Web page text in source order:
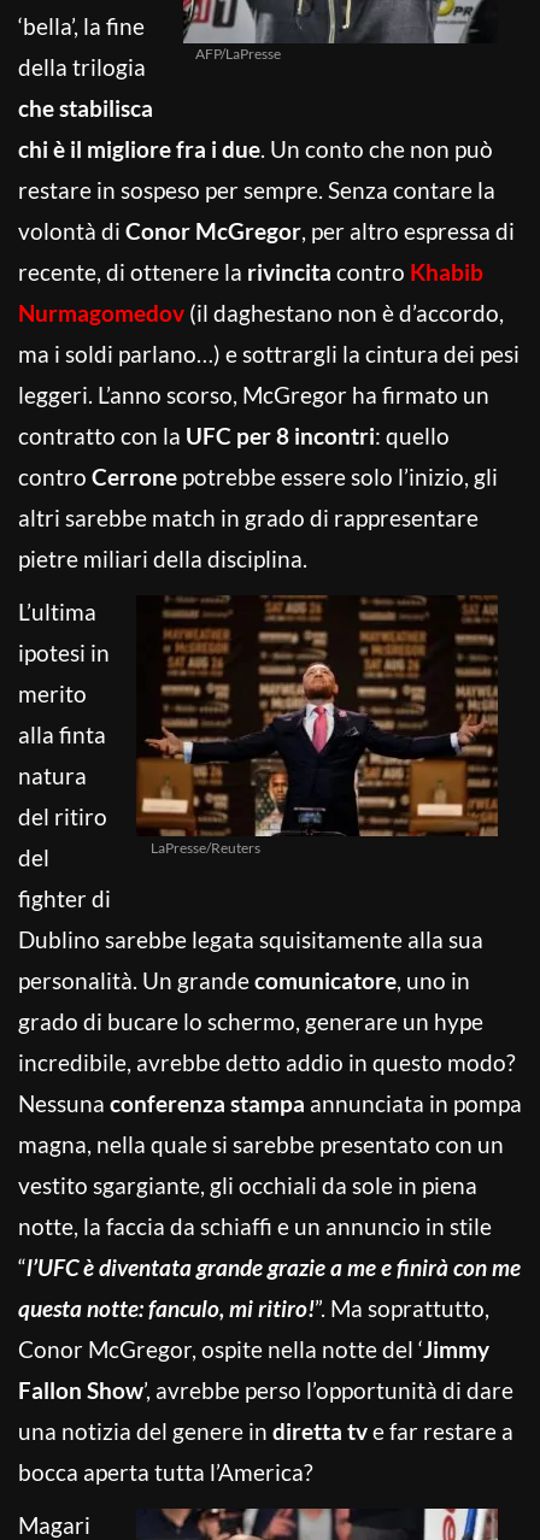
AFP/LaPresse
‘bella’, la fine
della trilogia
che stabilisca
chi è il migliore fra i due. Un conto che non può
restare in sospeso per sempre. Senza contare la
volontà di Conor McGregor, per altro espressa di
recente, di ottenere la rivincita contro Khabib
Nurmagomedov (il daghestano non è d’accordo,
ma i soldi parlano…) e sottrargli la cintura dei pesi
leggeri. L’anno scorso, McGregor ha firmato un
contratto con la UFC per 8 incontri: quello
contro Cerrone potrebbe essere solo l’inizio, gli
altri sarebbe match in grado di rappresentare
pietre miliari della disciplina.
LaPresse/Reuters
L’ultima
ipotesi in
merito
alla finta
natura
del ritiro
del
fighter di
Dublino sarebbe legata squisitamente alla sua
personalità. Un grandecomunicatore, uno in
grado di bucare lo schermo, generare un hype
incredibile, avrebbe detto addio in questo modo?
Nessuna conferenza stampa annunciata in pompa
magna, nella quale si sarebbe presentato con un
vestito sgargiante, gli occhiali da sole in piena
notte, la faccia da schiaffi e un annuncio in stile
“l’UFC è diventata grande grazie a me e finirà con me
questa notte: fanculo, mi ritiro!”. Ma soprattutto,
Conor McGregor, ospite nella notte del ‘Jimmy
Fallon Show’, avrebbe perso l’opportunità di dare
una notizia del genere in diretta tve far restare a
bocca aperta tutta l’America?
Magari